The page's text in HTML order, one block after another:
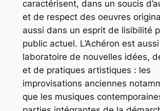
caractérisent, dans un soucis
et de respect des oeuvres
aussi dans un esprit de lisibilité
public actuel. L’Achéron est
laboratoire de nouvelles idées,
et de pratiques artistiques : les
improvisations anciennes
que les musiques